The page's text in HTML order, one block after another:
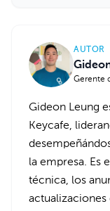
AUTOR
Gerente
Gideon Leung
Keycafe,
la empresa. Es
técnica, los
actualizaciones